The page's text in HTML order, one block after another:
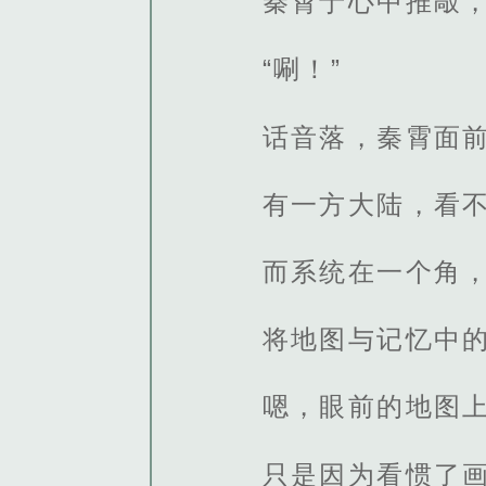
“唰！”
话音落，秦霄面
有一方大陆，看
而系统在一个角
将地图与记忆中
嗯，眼前的地图
只是因为看惯了